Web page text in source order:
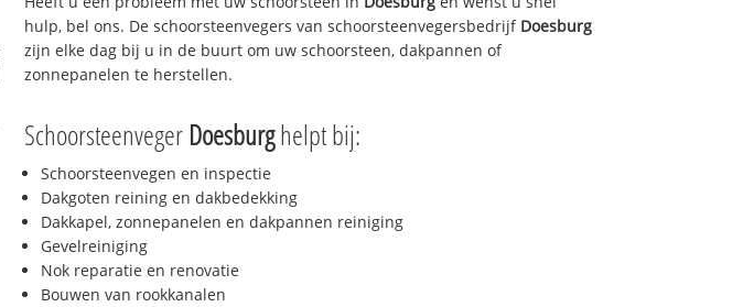
hulp, bel ons. De schoorsteenvegers van schoorsteenvegersbedrijf Doesburg
zijn elke dag bij u in de buurt om uw schoorsteen, dakpannen of
zonnepanelen te herstellen.
Schoorsteenveger Doesburghelpt bij:
Schoorsteenvegen en inspectie
Dakgoten reining en dakbedekking
Dakkapel, zonnepanelen en dakpannen reiniging
Gevelreiniging
Nok reparatie en renovatie
Bouwen van rookkanalen